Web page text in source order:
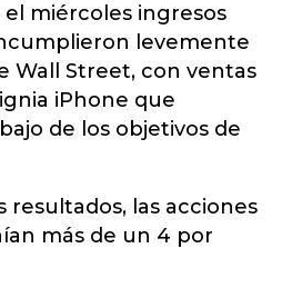
miércoles ingresos
levemente
Wall Street, con ventas
iPhone que
de los objetivos de
resultados, las acciones
más de un 4 por